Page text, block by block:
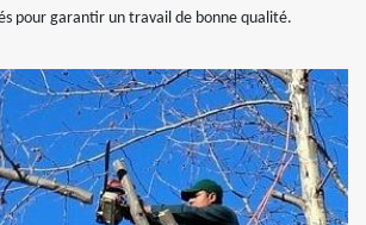
pour garantir un travail de bonne qualité.